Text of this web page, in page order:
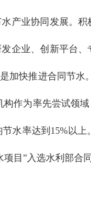
产业协同发展。
企业、创新平台
加快推进合同节水
作为率先尝试领
水率达到15%以
项目”入选水利部合